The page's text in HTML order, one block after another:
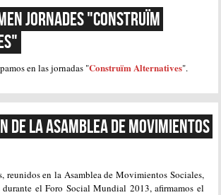
Jornades "Construïm
en las jornadas "Construïm Alternatives".
DE LA ASAMBLEA DE MOVIMIENTOS
reunidos en la Asamblea de Movimientos Sociales,
durante el Foro Social Mundial 2013, afirmamos el